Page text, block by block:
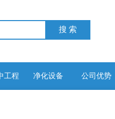
搜 索
工程 净化设备 公司优势